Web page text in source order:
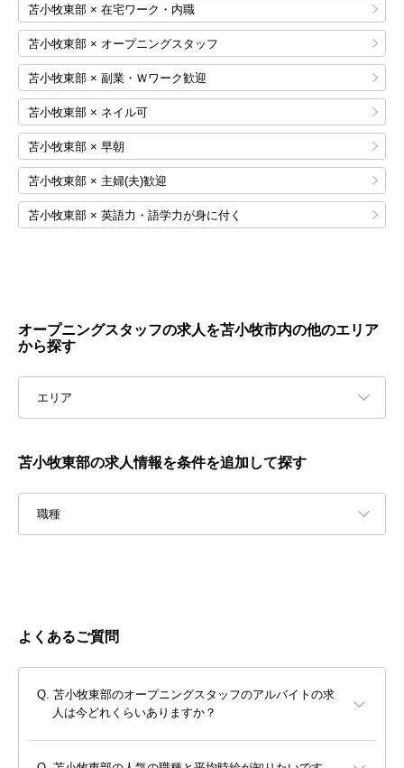
苫小牧東部 × 在宅ワーク・内職
苫小牧東部 × オープニングスタッフ
苫小牧東部 × 副業・Ｗワーク歓迎
苫小牧東部 × ネイル可
苫小牧東部 × 早朝
苫小牧東部 × 主婦(夫)歓迎
苫小牧東部 × 英語力・語学力が身に付く
オープニングスタッフの求人を苫小牧市内の他のエリア
から探す
エリア
苫小牧東部の求人情報を条件を追加して探す
職種
よくあるご質問
苫小牧東部のオープニングスタッフのアルバイトの求
人は今どれくらいありますか？